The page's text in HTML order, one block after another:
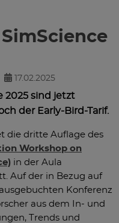
17.02.2025
2025 sind jetzt
der Early-Bird-Tarif.
die dritte Auflage des
Workshop on
in der Aula
Auf der in Bezug auf
Konferenz
aus dem In- und
Trends und